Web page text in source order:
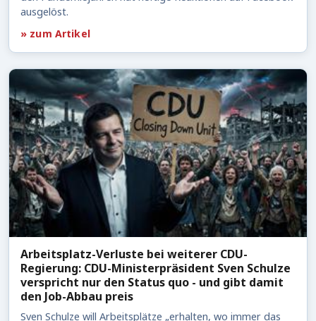
ausgelöst.
» zum Artikel
Arbeitsplatz-Verluste bei weiterer CDU-
Regierung: CDU-Ministerpräsident Sven Schulze
verspricht nur den Status quo - und gibt damit
den Job-Abbau preis
Sven Schulze will Arbeitsplätze „erhalten, wo immer das